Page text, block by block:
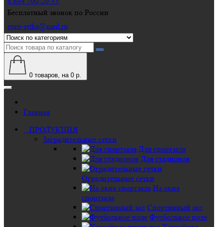
Бесплатный звонок по России
euro-setka@mail.ru
0 товаров, на 0 р.
Главная
ПРОДУКЦИЯ
Заградительные сетки
Для спортзала
Для стадионов
Оградительные сетки
На окна
спортзала
Спортивный зал
Футбольное поле